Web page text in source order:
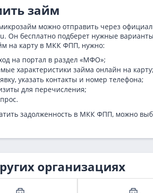
займ
можно отправить через
Он бесплатно подберет нужные
на карту в МКК ФПП, нужно:
на портал в раздел «МФО»;
характеристики займа онлайн на карту;
указать контакты и номер телефона;
для перечисления;
задолженность в МКК ФПП, можно
организациях